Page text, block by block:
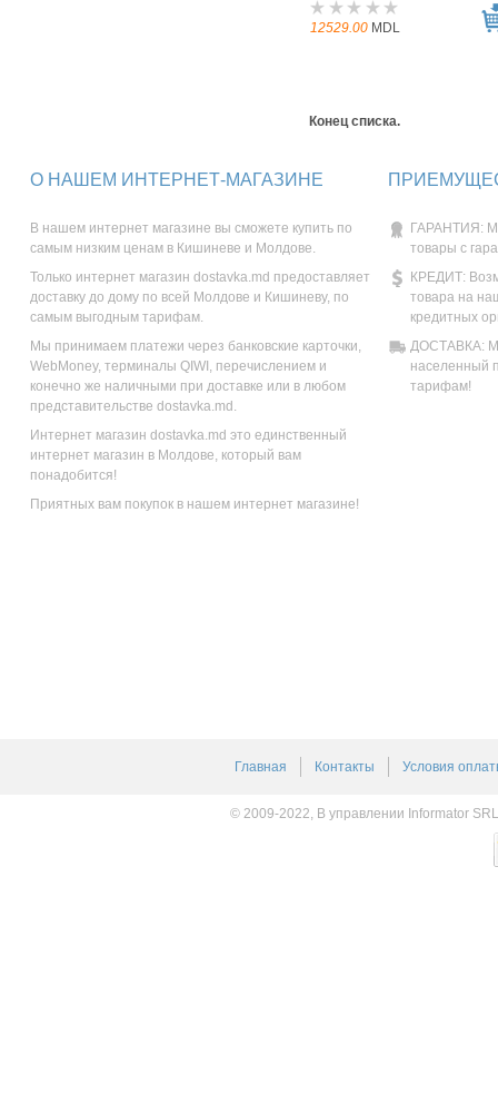
12529.00 MDL
Конец списка.
О НАШЕМ ИНТЕРНЕТ-МАГАЗИНЕ
В нашем интернет магазине вы сможете купить по
самым низким ценам в Кишиневе и Молдове.
Только интернет магазин dostavka.md предоставляет
доставку до дому по всей Молдове и Кишиневу, по
самым выгодным тарифам.
Мы принимаем платежи через банковские карточки,
WebMoney, терминалы QIWI, перечислением и
конечно же наличными при доставке или в любом
представительстве dostavka.md.
Интернет магазин dostavka.md это единственный
интернет магазин в Молдове, который вам
понадобится!
Приятных вам покупок в нашем интернет магазине!
ГАРАНТИЯ:
товары с
КРЕДИТ:
товара на
кредитных
ДОСТАВКА:
населенный
тарифам!
Главная Контакты Условия
© 2009-2022, В управлении Informator SRL